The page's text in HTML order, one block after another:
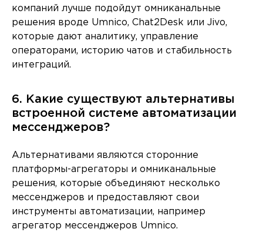
компаний лучше подойдут омниканальные
решения вроде Umnico, Chat2Desk или Jivo,
которые дают аналитику, управление
операторами, историю чатов и стабильность
интеграций.
6. Какие существуют альтернативы
встроенной системе автоматизации
мессенджеров?
Альтернативами являются сторонние
платформы-агрегаторы и омниканальные
решения, которые объединяют несколько
мессенджеров и предоставляют свои
инструменты автоматизации, например
агрегатор мессенджеров Umnico.